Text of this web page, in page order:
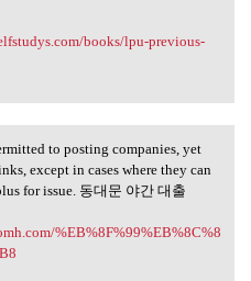
books/lpu-previous-
to
to posting companies, yet
except in cases where they can
for issue. 동대문 야간 대출
%EB%8F%99%EB%8C%8